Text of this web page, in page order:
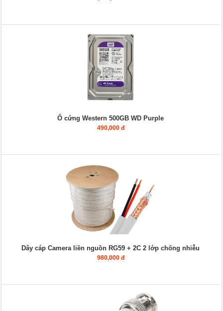
Ổ cứng Western 500GB WD Purple
490,000 đ
Dây cáp Camera liền nguồn RG59 + 2C 2 lớp chống nhiễu
980,000 đ